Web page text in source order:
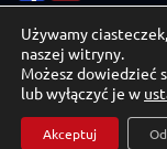
© 2026
Używamy
naszej witryny.
Możesz dowiedzieć
lub wyłączyć je w
Akceptuj